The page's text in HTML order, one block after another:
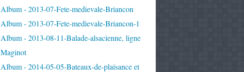
Album - 2013-07-Fete-medievale-Briancon
Album - 2013-07-Fete-medievale-Briancon-1
Album - 2013-08-11-Balade-alsacienne, ligne
Maginot
Album - 2014-05-05-Bateaux-de-plaisance et